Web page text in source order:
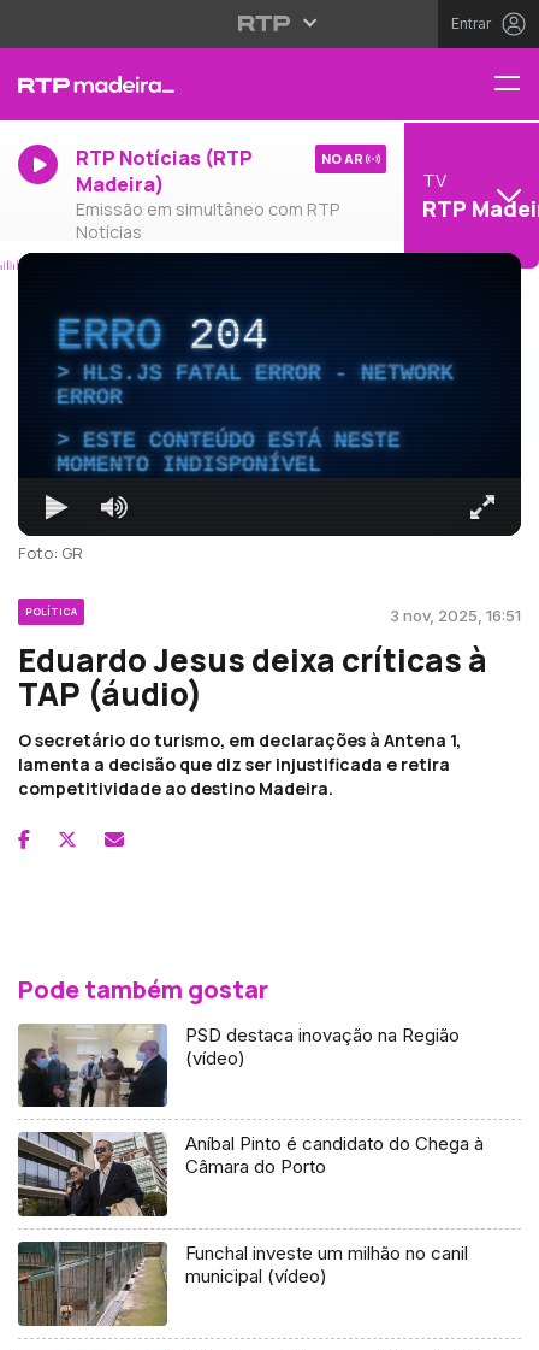
Entrar
RTP Notícias (RTP
Madeira)
Emissão em simultâneo com RTP
Notícias
NO AR
TV
RTP
ERRO204
HLS.JS FATAL ERROR - NETWORK
ERROR
ESTE CONTEÚDO ESTÁ NESTE
MOMENTO INDISPONÍVEL
Foto: GR
POLÍTICA 3 nov, 2025, 16:51
Eduardo Jesus deixa críticas à
TAP (áudio)
O secretário do turismo, em declarações à Antena 1,
lamenta a decisão que diz ser injustificada e retira
competitividade ao destino Madeira.
Pode também gostar
PSD destaca inovação na Região
(vídeo)
Aníbal Pinto é candidato do Chega à
Câmara do Porto
Funchal investe um milhão no canil
municipal (vídeo)